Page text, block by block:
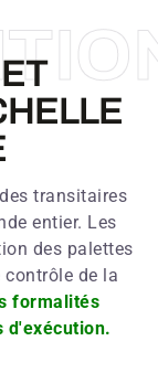
transitaires
entier. Les
des palettes
de la
formalités
d'exécution.